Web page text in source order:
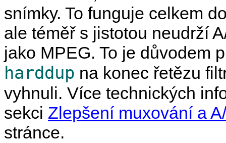
snímky. To funguje celkem
ale téměř s jistotou neudrží
jako MPEG. To je důvodem
harddup na konec řetězu
vyhnuli. Více technických
sekci Zlepšení muxování a
stránce.